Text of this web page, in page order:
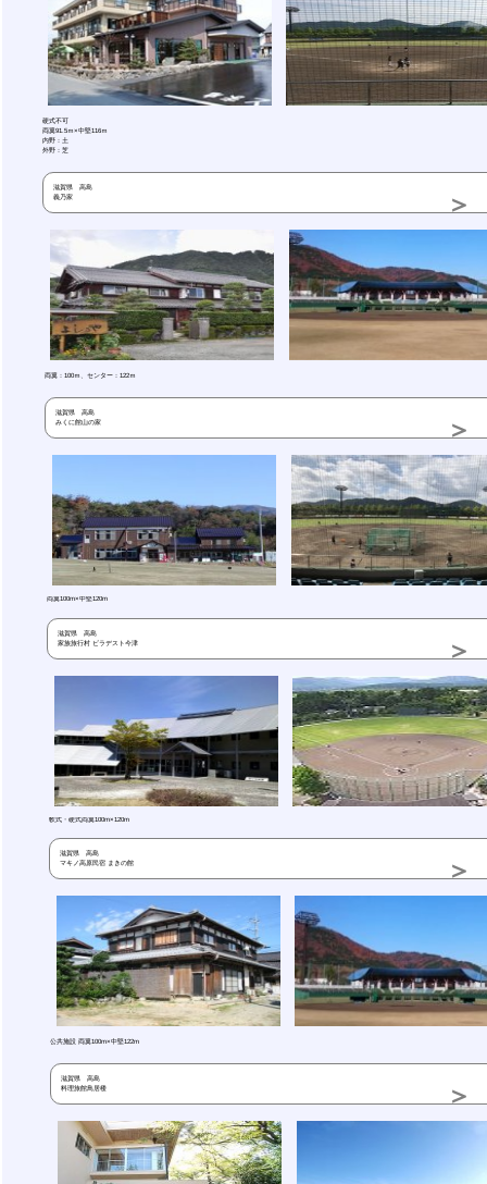
硬式不可
両翼91.5ｍ×中堅116ｍ
内野：土
外野：芝
滋賀県 高島
義乃家
両翼：100ｍ、センター：122ｍ
滋賀県 高島
みくに館山の家
両翼100m×中堅120m
滋賀県 高島
家族旅行村 ビラデスト今津
軟式・硬式両翼100m×120m
滋賀県 高島
マキノ高原民宿 まきの館
公共施設 両翼100m×中堅122m
滋賀県 高島
料理旅館鳥居楼